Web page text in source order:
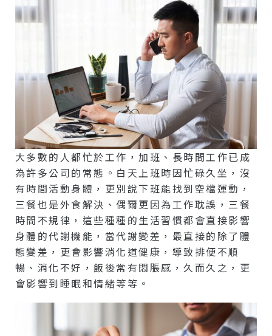
大多數的人都忙於工作，加班、長時間工作已成
為許多公司的常態。白天上班時因忙碌久坐，沒
有時間活動身體，更別說下班能找到空檔運動，
三餐也是外食解決、偶爾更因為工作耽誤，三餐
時間不規律，這些種種的生活習慣都會直接影響
身體的代謝機能，當代謝變差，最直接的除了體
態變差，更會影響消化道健康，導致排便不順
暢、消化不好，飯後常有悶脹感，久而久之，更
會影響到睡眠和情緒等等。